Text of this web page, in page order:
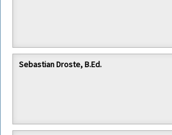
Sebastian Droste, B.Ed.